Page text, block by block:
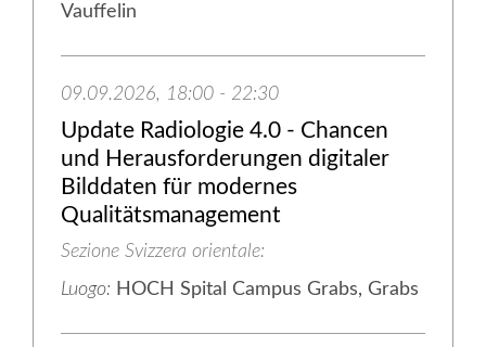
Vauffelin
09.09.2026, 18:00 - 22:30
Update Radiologie 4.0 - Chancen
und Herausforderungen digitaler
Bilddaten für modernes
Qualitätsmanagement
Sezione Svizzera orientale
Luogo: HOCH Spital Campus Grabs, Grabs